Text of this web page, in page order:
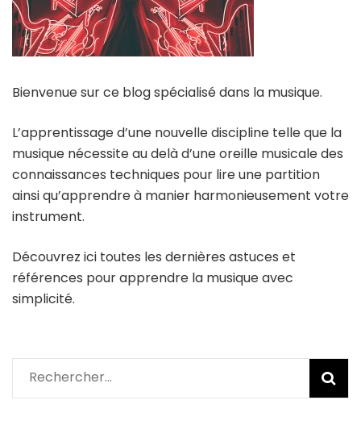
Bienvenue sur ce blog spécialisé dans la musique.
L’apprentissage d’une nouvelle discipline telle que la
musique nécessite au delà d’une oreille musicale des
connaissances techniques pour lire une partition
ainsi qu’apprendre à manier harmonieusement votre
instrument.
Découvrez ici toutes les dernières astuces et
références pour apprendre la musique avec
simplicité.
Rechercher :